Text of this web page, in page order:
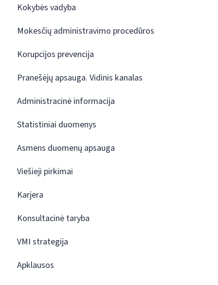
Kokybės vadyba
Mokesčių administravimo procedūros
Korupcijos prevencija
Pranešėjų apsauga. Vidinis kanalas
Administracinė informacija
Statistiniai duomenys
Asmens duomenų apsauga
Viešieji pirkimai
Karjera
Konsultacinė taryba
VMI strategija
Apklausos